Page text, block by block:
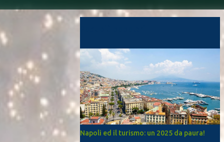
Napoli ed il turismo: un 2025 da paura!